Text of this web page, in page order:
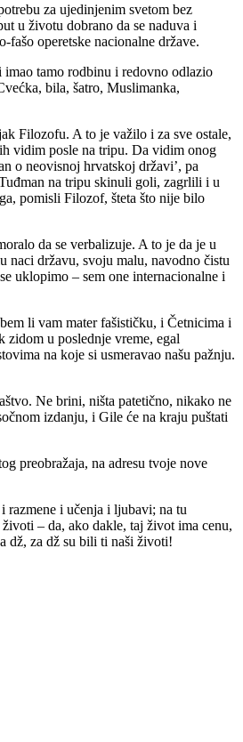
za ujedinjenim svetom bez
u životu dobrano da se naduva i
fašo operetske nacionalne države.
imao tamo rodbinu i redovno odlazio
bila, šatro, Muslimanka,
Filozofu. A to je važilo i za sve ostale,
vidim posle na tripu. Da vidim onog
o neovisnoj hrvatskoj državi’, pa
na tripu skinuli goli, zagrlili i u
pomisli Filozof, šteta što nije bilo
da se verbalizuje. A to je da je u
naci državu, svoju malu, navodno čistu
uklopimo – sem one internacionalne i
li vam mater fašističku, i Četnicima i
zidom u poslednje vreme, egal
na koje si usmeravao našu pažnju.
Ne brini, ništa patetično, nikako ne
izdanju, i Gile će na kraju puštati
preobražaja, na adresu tvoje nove
razmene i učenja i ljubavi; na tu
– da, ako dakle, taj život ima cenu,
dž, za dž su bili ti naši životi!